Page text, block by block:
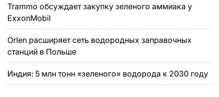
Trammo обсуждает закупку зеленого аммиака у
ExxonMobil
Orlen расширяет сеть водородных заправочных
станций в Польше
Индия: 5 млн тонн «зеленого» водорода к 2030 году